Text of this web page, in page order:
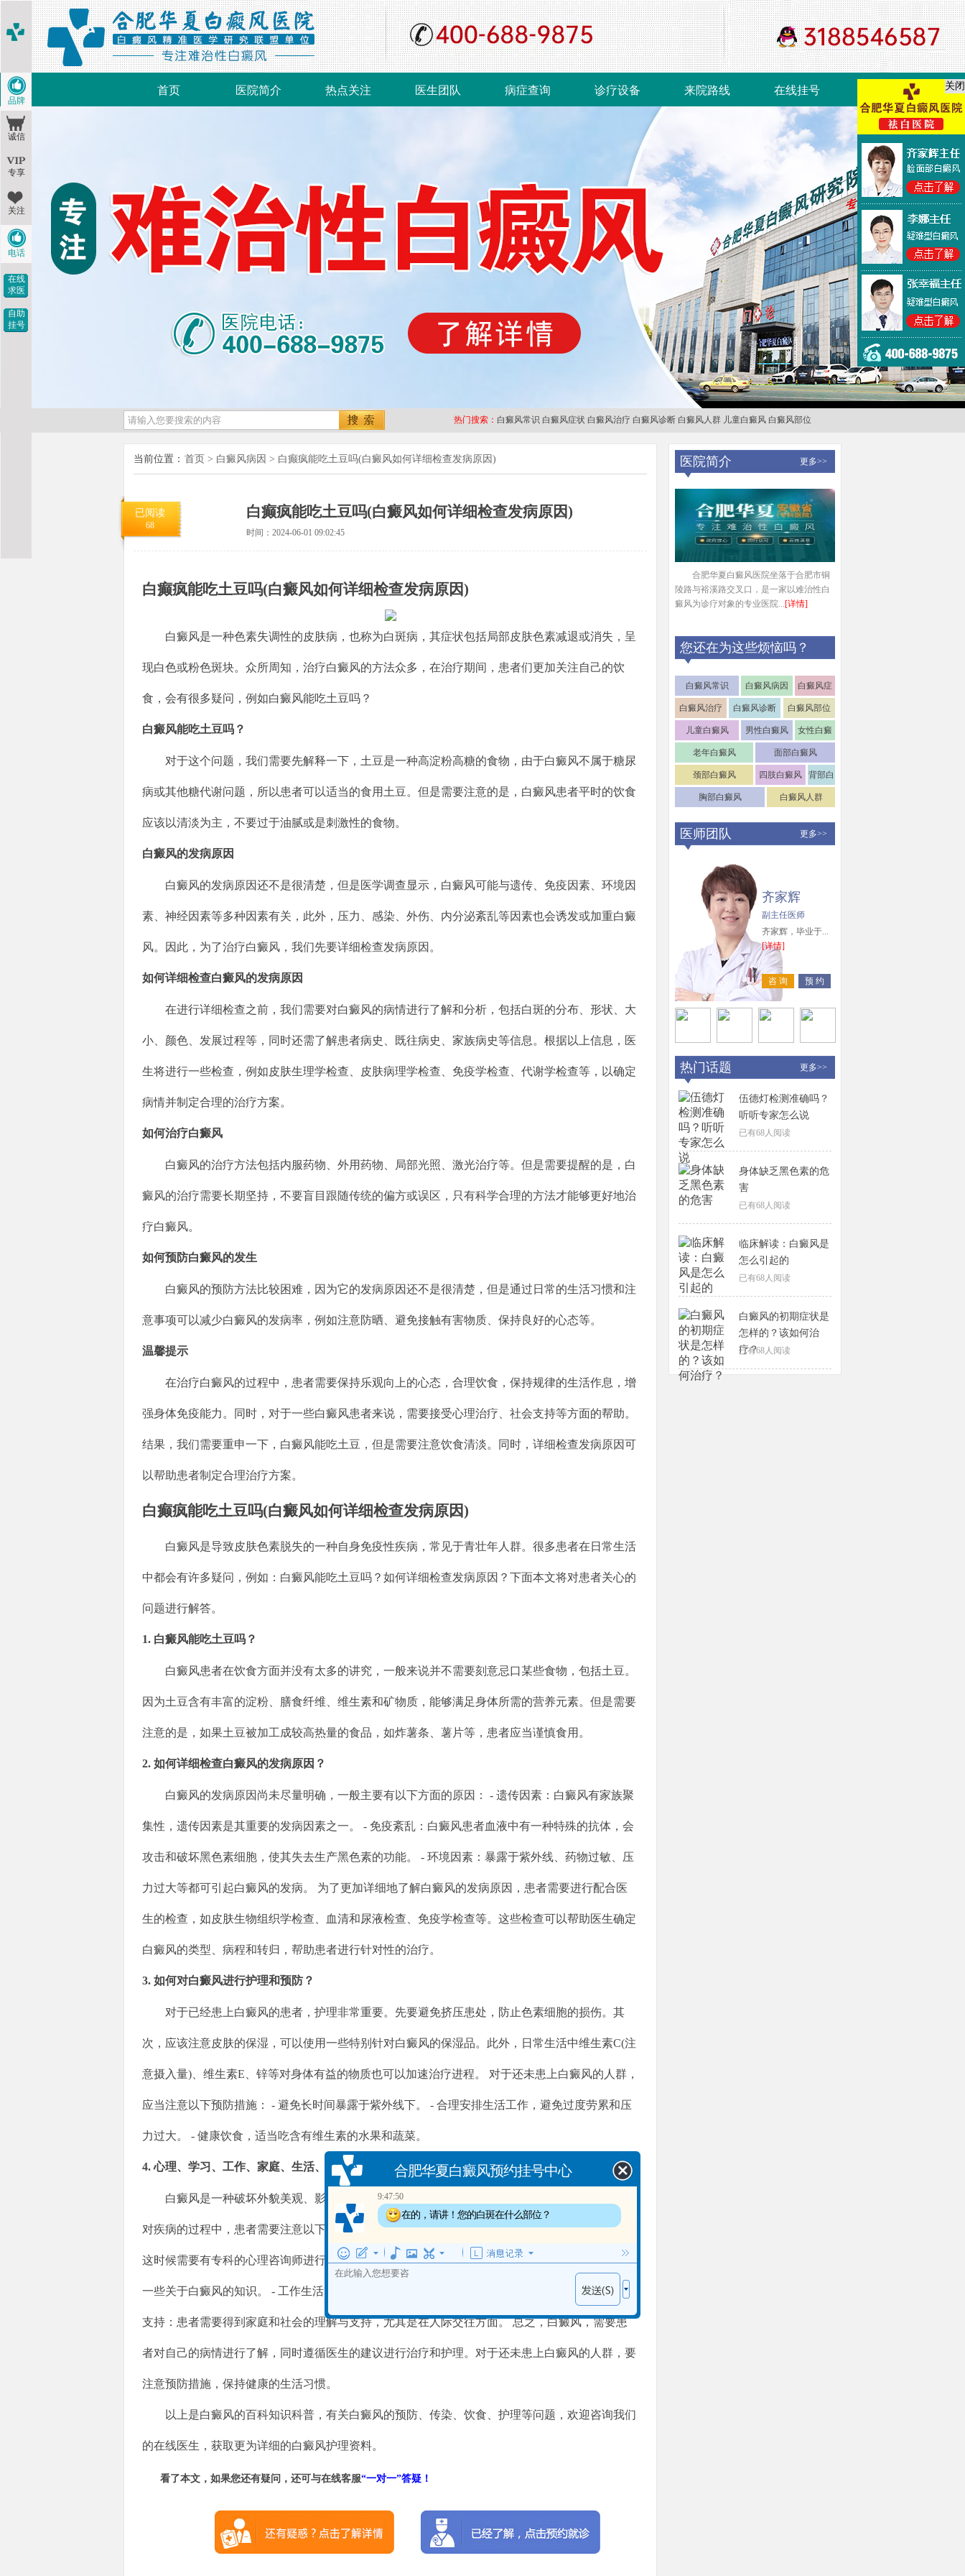
首页 医院简介 热点关注 医生团队 病症查询 诊疗设备 来院路线 在线挂号
热门搜索： 白癜风常识 白癜风症状 白癜风治疗 白癜风诊断 白癜风人群 儿童白癜风 白癜风部位
当前位置： 首页 > 白癜风病因 > 白癫疯能吃土豆吗(白癜风如何详细检查发病原因)
已阅读
68
白癫疯能吃土豆吗(白癜风如何详细检查发病原因)
时间：2024-06-01 09:02:45
白癫疯能吃土豆吗(白癜风如何详细检查发病原因)
白癜风是一种色素失调性的皮肤病，也称为白斑病，其症状包括局部皮肤色素减退或消失，呈
现白色或粉色斑块。众所周知，治疗白癜风的方法众多，在治疗期间，患者们更加关注自己的饮
食，会有很多疑问，例如白癜风能吃土豆吗？
白癜风能吃土豆吗？
对于这个问题，我们需要先解释一下，土豆是一种高淀粉高糖的食物，由于白癜风不属于糖尿
病或其他糖代谢问题，所以患者可以适当的食用土豆。但是需要注意的是，白癜风患者平时的饮食
应该以清淡为主，不要过于油腻或是刺激性的食物。
白癜风的发病原因
白癜风的发病原因还不是很清楚，但是医学调查显示，白癜风可能与遗传、免疫因素、环境因
素、神经因素等多种因素有关，此外，压力、感染、外伤、内分泌紊乱等因素也会诱发或加重白癜
风。因此，为了治疗白癜风，我们先要详细检查发病原因。
如何详细检查白癜风的发病原因
在进行详细检查之前，我们需要对白癜风的病情进行了解和分析，包括白斑的分布、形状、大
小、颜色、发展过程等，同时还需了解患者病史、既往病史、家族病史等信息。根据以上信息，医
生将进行一些检查，例如皮肤生理学检查、皮肤病理学检查、免疫学检查、代谢学检查等，以确定
病情并制定合理的治疗方案。
如何治疗白癜风
白癜风的治疗方法包括内服药物、外用药物、局部光照、激光治疗等。但是需要提醒的是，白
癜风的治疗需要长期坚持，不要盲目跟随传统的偏方或误区，只有科学合理的方法才能够更好地治
疗白癜风。
如何预防白癜风的发生
白癜风的预防方法比较困难，因为它的发病原因还不是很清楚，但是通过日常的生活习惯和注
意事项可以减少白癜风的发病率，例如注意防晒、避免接触有害物质、保持良好的心态等。
温馨提示
在治疗白癜风的过程中，患者需要保持乐观向上的心态，合理饮食，保持规律的生活作息，增
强身体免疫能力。同时，对于一些白癜风患者来说，需要接受心理治疗、社会支持等方面的帮助。
结果，我们需要重申一下，白癜风能吃土豆，但是需要注意饮食清淡。同时，详细检查发病原因可
以帮助患者制定合理治疗方案。
白癫疯能吃土豆吗(白癜风如何详细检查发病原因)
白癜风是导致皮肤色素脱失的一种自身免疫性疾病，常见于青壮年人群。很多患者在日常生活
中都会有许多疑问，例如：白癜风能吃土豆吗？如何详细检查发病原因？下面本文将对患者关心的
问题进行解答。
1. 白癜风能吃土豆吗？
白癜风患者在饮食方面并没有太多的讲究，一般来说并不需要刻意忌口某些食物，包括土豆。
因为土豆含有丰富的淀粉、膳食纤维、维生素和矿物质，能够满足身体所需的营养元素。但是需要
注意的是，如果土豆被加工成较高热量的食品，如炸薯条、薯片等，患者应当谨慎食用。
2. 如何详细检查白癜风的发病原因？
白癜风的发病原因尚未尽量明确，一般主要有以下方面的原因： - 遗传因素：白癜风有家族聚
集性，遗传因素是其重要的发病因素之一。 - 免疫紊乱：白癜风患者血液中有一种特殊的抗体，会
攻击和破坏黑色素细胞，使其失去生产黑色素的功能。 - 环境因素：暴露于紫外线、药物过敏、压
力过大等都可引起白癜风的发病。 为了更加详细地了解白癜风的发病原因，患者需要进行配合医
生的检查，如皮肤生物组织学检查、血清和尿液检查、免疫学检查等。这些检查可以帮助医生确定
白癜风的类型、病程和转归，帮助患者进行针对性的治疗。
3. 如何对白癜风进行护理和预防？
对于已经患上白癜风的患者，护理非常重要。先要避免挤压患处，防止色素细胞的损伤。其
次，应该注意皮肤的保湿，可以使用一些特别针对白癜风的保湿品。此外，日常生活中维生素C(注
意摄入量)、维生素E、锌等对身体有益的物质也可以加速治疗进程。 对于还未患上白癜风的人群，
应当注意以下预防措施： - 避免长时间暴露于紫外线下。 - 合理安排生活工作，避免过度劳累和压
力过大。 - 健康饮食，适当吃含有维生素的水果和蔬菜。
4. 心理、学习、工作、家庭、生活、交友、婚恋、社会支持等建议
白癜风是一种破坏外貌美观、影响身心健康的皮肤病，患者需要得到尽量的支持和关爱。在面
对疾病的过程中，患者需要注意以下几点建议： - 心理疏导：白癜风给患者带来了不少心理压力，
这时候需要有专科的心理咨询师进行心理疏导。 - 学习常识：白癜风患者要了解自己的病情，学习
一些关于白癜风的知识。 - 工作生活：患者应避免过度疲劳，合理安排工作和生活。 - 家庭和社会
支持：患者需要得到家庭和社会的理解与支持，尤其是在人际交往方面。 总之，白癜风，需要患
者对自己的病情进行了解，同时遵循医生的建议进行治疗和护理。对于还未患上白癜风的人群，要
注意预防措施，保持健康的生活习惯。
以上是白癜风的百科知识科普，有关白癜风的预防、传染、饮食、护理等问题，欢迎咨询我们
的在线医生，获取更为详细的白癜风护理资料。
看了本文，如果您还有疑问，还可与在线客服“一对一”答疑！
医院简介 更多>>
合肥华夏白癜风医院坐落于合肥市铜
陵路与裕溪路交叉口，是一家以难治性白
癜风为诊疗对象的专业医院...[详情]
您还在为这些烦恼吗？
白癜风常识 白癜风病因
白癜风症
状
白癜风治疗 白癜风诊断 白癜风部位
儿童白癜风 男性白癜风
女性白癜
风
老年白癜风 面部白癜风
颈部白癜风 四肢白癜风
背部白
癜风
胸部白癜风 白癜风人群
医师团队 更多>>
齐家辉
副主任医师
齐家辉，毕业于...
[详情]
咨 询 预 约
热门话题 更多>>
伍德灯检测准确吗？
听听专家怎么说
已有68人阅读
身体缺乏黑色素的危
害
已有68人阅读
临床解读：白癜风是
怎么引起的
已有68人阅读
白癜风的初期症状是
怎样的？该如何治
疗？
已有68人阅读
品牌
诚信
专享
关注
电话
在线
求医
自助
挂号
关闭
合肥华夏白癜风预约挂号中心
在的，请讲！您的白斑在什么部位？
9:47:52
出现白斑多长时间了？